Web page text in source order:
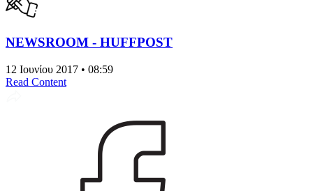
NEWSROOM - HUFFPOST
12 Ιουνίου 2017 • 08:59
Read Content